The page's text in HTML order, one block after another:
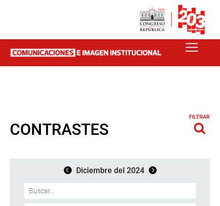
CONTRASTES
FILTRAR
Diciembre del 2024